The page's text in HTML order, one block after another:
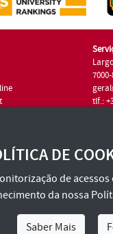
tlf.:
DE
de
da nossa
Saber Mais